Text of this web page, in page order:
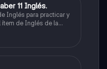
11 Inglés.
Inglés para practicar y
ítem de Inglés de la